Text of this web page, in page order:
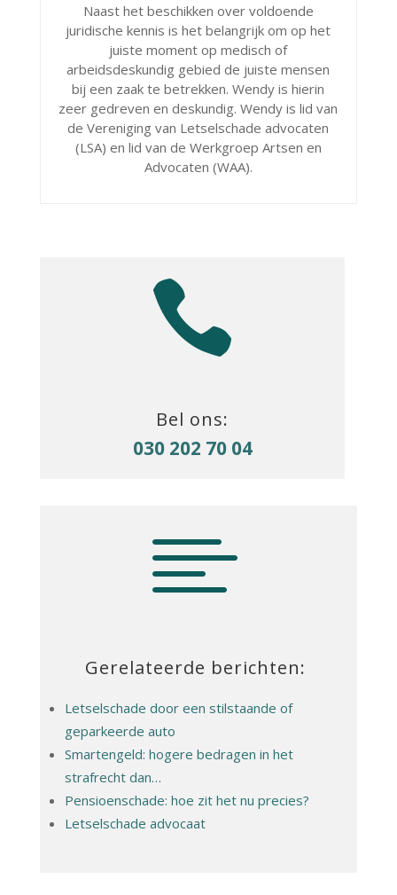
Naast het beschikken over voldoende
juridische kennis is het belangrijk om op het
juiste moment op medisch of
arbeidsdeskundig gebied de juiste mensen
bij een zaak te betrekken. Wendy is hierin
zeer gedreven en deskundig. Wendy is lid van
de Vereniging van Letselschade advocaten
(LSA) en lid van de Werkgroep Artsen en
Advocaten (WAA).

Bel ons:
030 202 70 04

Gerelateerde berichten:
Letselschade door een stilstaande of
geparkeerde auto
Smartengeld: hogere bedragen in het
strafrecht dan…
Pensioenschade: hoe zit het nu precies?
Letselschade advocaat